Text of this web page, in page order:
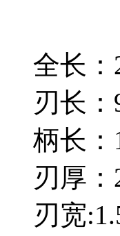
全长：
刃长：
柄长：
刃厚：
刃宽